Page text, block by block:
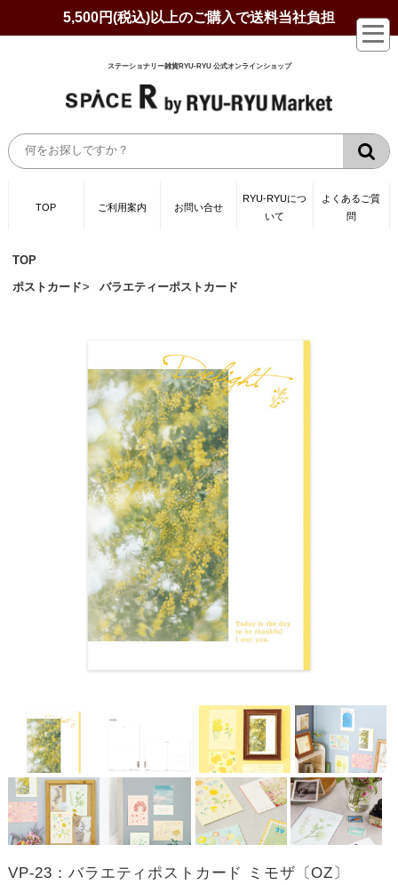
5,500円(税込)以上のご購入で送料当社負担
ステーショナリー雑貨RYU-RYU 公式オンラインショップ
TOP ご利用案内 お問い合せ
RYU-RYUにつ
いて
よくあるご質
問
TOP
ポストカード
バラエティーポストカード
VP-23：バラエティポストカード ミモザ〔OZ〕